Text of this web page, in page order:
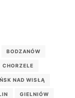
BODZANÓW
CHORZELE
NAD WISŁĄ
GIELNIÓW